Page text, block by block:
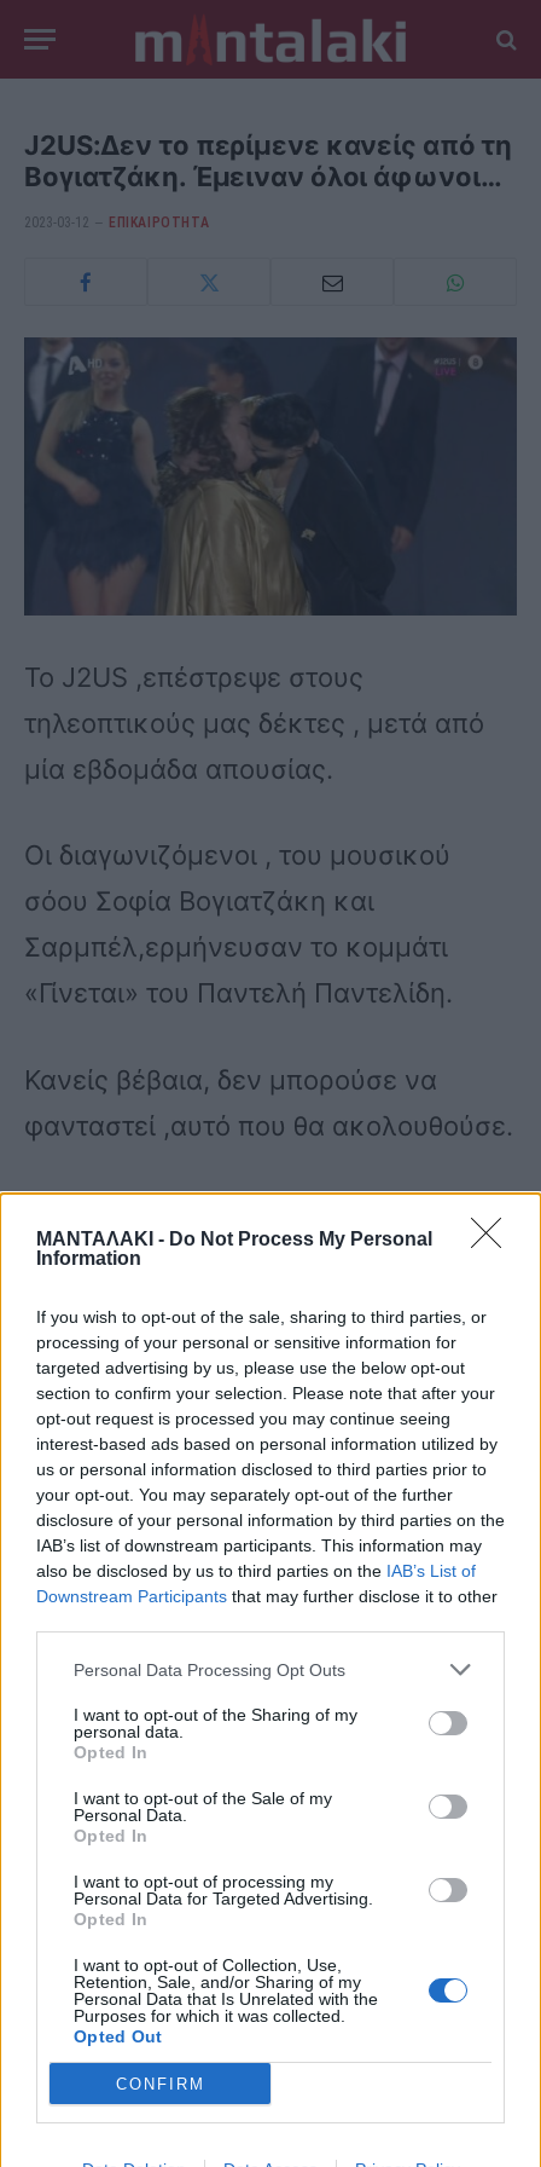
ΜΑΝΤΑΛΑΚΙ - Do Not Process My Personal
Information
If you wish to opt-out of the sale, sharing to third parties, or
processing of your personal or sensitive information for
targeted advertising by us, please use the below opt-out
section to confirm your selection. Please note that after your
opt-out request is processed you may continue seeing
interest-based ads based on personal information utilized by
us or personal information disclosed to third parties prior to
your opt-out. You may separately opt-out of the further
disclosure of your personal information by third parties on the
IAB’s list of downstream participants. This information may
also be disclosed by us to third parties on the IAB’s List of
Downstream Participants that may further disclose it to other
Personal Data Processing Opt Outs
I want to opt-out of the Sharing of my
personal data.
Opted In
I want to opt-out of the Sale of my
Personal Data.
Opted In
I want to opt-out of processing my
Personal Data for Targeted Advertising.
Opted In
I want to opt-out of Collection, Use,
Retention, Sale, and/or Sharing of my
Personal Data that Is Unrelated with the
Purposes for which it was collected.
Opted Out
CONFIRM
J2US:Δεν το περίμενε κανείς από τη
Βογιατζάκη. Έμειναν όλοι άφωνοι…
2023-03-12 ΕΠΙΚΑΙΡΟΤΗΤΑ
Το J2US ,επέστρεψε στους
τηλεοπτικούς μας δέκτες , μετά από
μία εβδομάδα απουσίας.
Οι διαγωνιζόμενοι , του μουσικού
σόου Σοφία Βογιατζάκη και
Σαρμπέλ,ερμήνευσαν το κομμάτι
«Γίνεται» του Παντελή Παντελίδη.
Κανείς βέβαια, δεν μπορούσε να
φανταστεί ,αυτό που θα ακολουθούσε.
Σαρμπέλ στο τέλος του τραγουδιού
,δεν το περίμενε κανείς.
Ο Σαρμπέλ ανταπέδωσε και αφού η
ηθοποιός σταμάτησε να τον φιλάει,
έπεσε κάτω.
Όσο για τους κριτές;Έμειναν όλοι
ΤΕΛΕΥΤΑΙΕΣ ΕΙΔΗΣΕΙΣ
Συντάξεις Ιουνίου 2026: Τι θα ισχύσει; Πότε θα
γίνουν οι πληρωμές;